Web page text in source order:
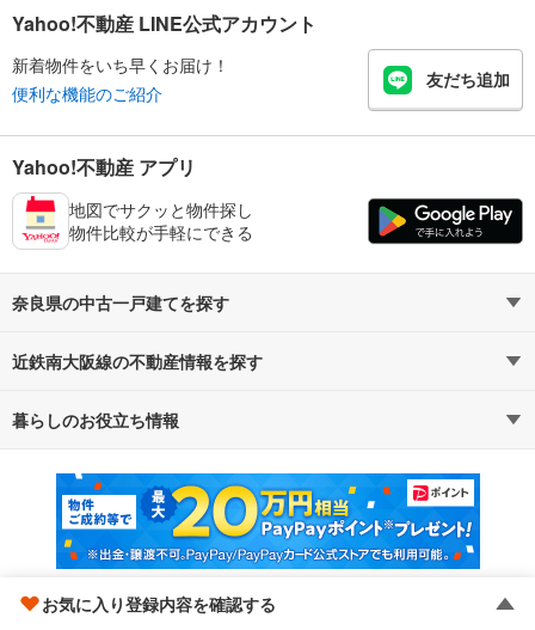
お気に入り登録内容を確認する
Yahoo!不動産 LINE公式アカウント
新着物件をいち早くお届け！
便利な機能のご紹介
友だち追加
Yahoo!不動産 アプリ
地図でサクッと物件探し
物件比較が手軽にできる
奈良県の中古一戸建てを探す
路線・駅から探す
通勤・通学時間から探す
近鉄南大阪線の不動産情報を探す
不動産・住宅
新築マンション 中古マンション
新築一戸建て 中古一戸建て
注文住宅
暮らしのお役立ち情報
マンションカタログ 教えて！住まいの先生